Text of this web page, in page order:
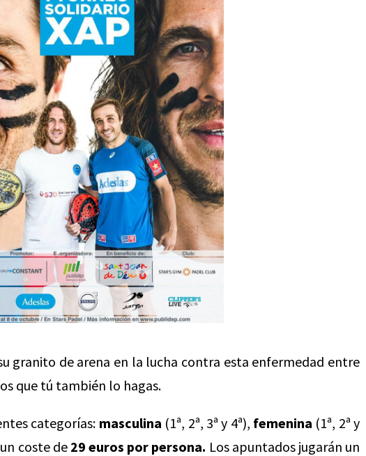
granito de arena en la lucha contra esta enfermedad entre
que tú también lo hagas.
categorías: masculina (1ª, 2ª, 3ª y 4ª), femenina (1ª, 2ª y
coste de 29 euros por persona. Los apuntados jugarán un